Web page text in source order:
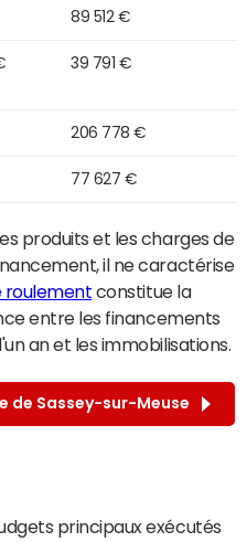
89 512 €
39 791 €
206 778 €
77 627 €
produits et les charges de
il ne caractérise
roulement constitue la
entre les financements
an et les immobilisations.
de Sassey-sur-Meuse
principaux exécutés